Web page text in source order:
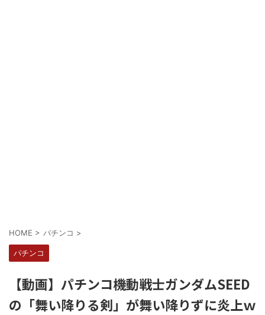
HOME > パチンコ >
パチンコ
【動画】パチンコ機動戦士ガンダムSEED
の「舞い降りる剣」が舞い降りずに炎上ｗ